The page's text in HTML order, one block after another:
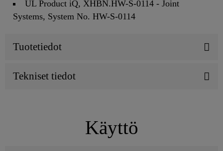
UL Product iQ, XHBN.HW-S-0114 - Joint
Systems, System No. HW-S-0114
Tuotetiedot
Tekniset tiedot
Käyttö